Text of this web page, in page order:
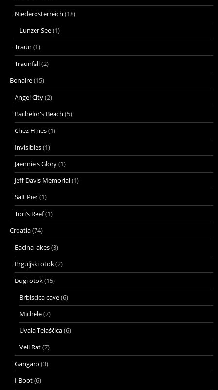
Niederosterreich (18)
Lunzer See(1)
Traun (1)
Traunfall(2)
Bonaire(15)
Angel City(2)
Bachelor's Beach (5)
Chez Hines(1)
Invisibles(1)
Jaennie's Glory(1)
Jeff Davis Memorial(1)
Salt Pier(1)
Tori’s Reef(1)
Croatia(74)
Bacina lakes(3)
Brguljski otok(2)
Dugi otok(15)
Brbiscica cave(6)
Michele(7)
Uvala Telaščica(6)
Veli Rat(7)
Gangaro (3)
I-Boot(6)